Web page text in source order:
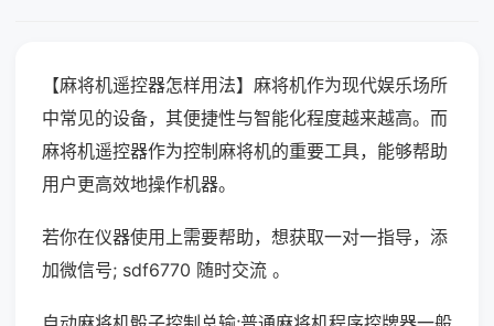
【麻将机遥控器怎样用法】麻将机作为现代娱乐场所
中常见的设备，其便捷性与智能化程度越来越高。而
麻将机遥控器作为控制麻将机的重要工具，能够帮助
用户更高效地操作机器。
若你在仪器使用上需要帮助，想获取一对一指导，添
加微信号; sdf6770 随时交流 。